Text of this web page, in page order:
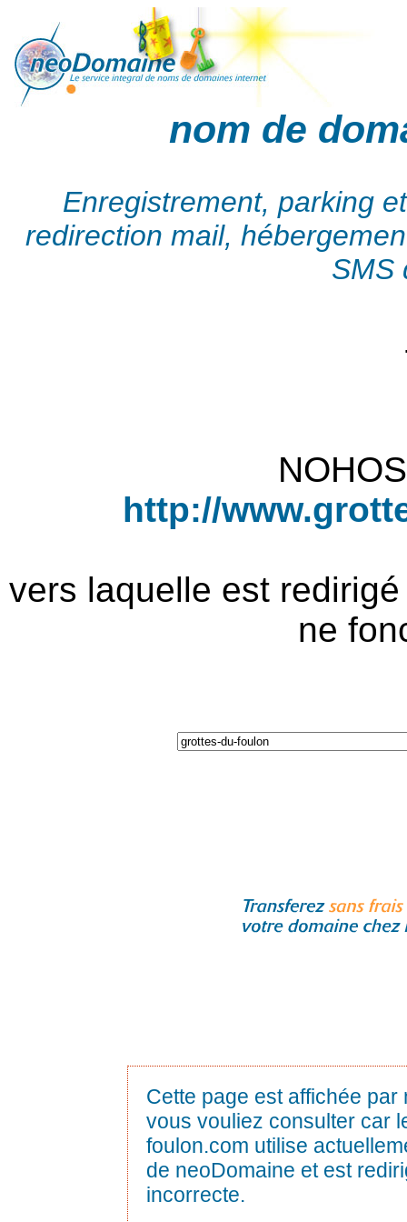
nom de
Enregistrement, parking
redirection mail,
SMS
http://
vers laquelle est
ne
Cette page est affichée
vous vouliez consulter car
foulon.com utilise
de neoDomaine et est
incorrecte.